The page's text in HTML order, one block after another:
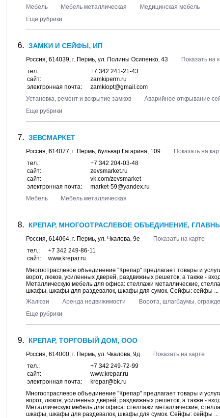
Мебель
Мебель металлическая
Медицинская мебель
Еще рубрики
ЗАМКИ И СЕЙФЫ, ИП
Россия, 614039, г. Пермь, ул. Полины Осипенко, 43
Показать на
тел.:
+7 342 241-21-43
сайт:
zamkiperm.ru
электронная почта:
zamkiopt@gmail.com
Установка, ремонт и вскрытие замков
Аварийное открывание
Еще рубрики
ЗЕВСМАРКЕТ
Россия, 614077, г. Пермь, бульвар Гагарина, 109
Показать на
тел.:
+7 342 204-03-48
сайт:
zevsmarket.ru
сайт:
vk.com/zevsmarket
электронная почта:
market-59@yandex.ru
Мебель
Мебель металлическая
КРЕПАР, МНОГООТРАСЛЕВОЕ ОБЪЕДИНЕНИЕ,
Россия, 614064, г. Пермь, ул. Чкалова, 9е
Показать на карте
тел.:
+7 342 249-86-11
сайт:
www.krepar.ru
Многоотраслевое объединение "Крепар" предлагает товары и
ворот, люков, усиленных дверей, раздвижных решеток; а также -
Металлическую мебель для офиса: стеллажи металлические,
шкафы, шкафы для раздевалок, шкафы для сумок. Сейфы: сейфы ...
Жалюзи
Аренда недвижимости
Ворота, шлагбаумы,
Еще рубрики
КРЕПАР, ТОРГОВЫЙ ДОМ, ООО
Россия, 614000, г. Пермь, ул. Чкалова, 9д
Показать на карте
тел.:
+7 342 249-72-99
сайт:
www.krepar.ru
электронная почта:
krepar@bk.ru
Многоотраслевое объединение "Крепар" предлагает товары и
ворот, люков, усиленных дверей, раздвижных решеток; а также -
Металлическую мебель для офиса: стеллажи металлические,
шкафы, шкафы для раздевалок, шкафы для сумок. Сейфы: сейфы ...